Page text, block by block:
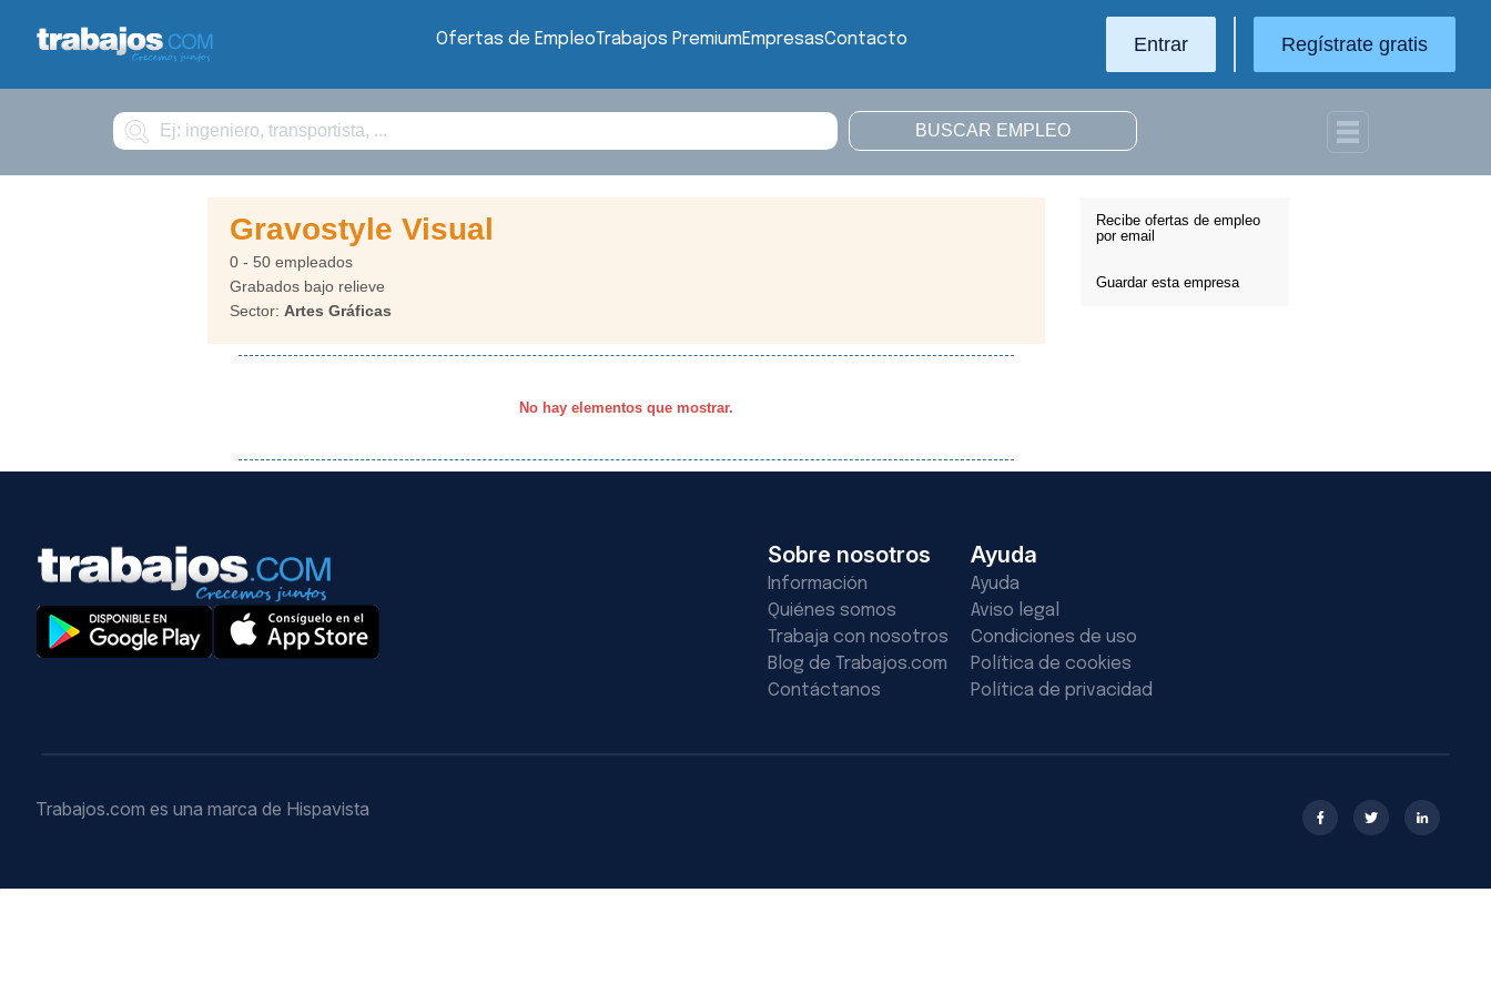
Ofertas de EmpleoTrabajos PremiumEmpresasContacto Entrar Regístrate gratis
Buscar
Recibe ofertas de empleo
por email
Guardar esta empresa
Gravostyle Visual
0 - 50 empleados
Grabados bajo relieve
Sector: Artes Gráficas
No hay elementos que mostrar.
Sobre nosotros
Información
Quiénes somos
Trabaja con nosotros
Blog de Trabajos.com
Contáctanos
Ayuda
Ayuda
Aviso legal
Condiciones de uso
Política de cookies
Política de privacidad
Trabajos.com es una marca de Hispavista